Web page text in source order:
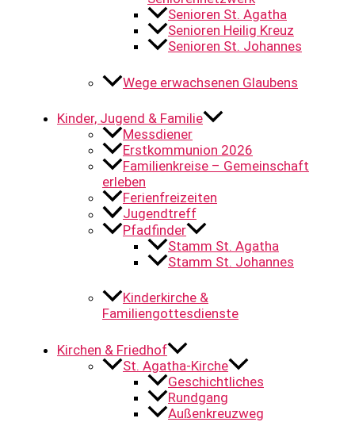
Senioren St. Agatha
Senioren Heilig Kreuz
Senioren St. Johannes
Wege erwachsenen Glaubens
Kinder, Jugend & Familie
Messdiener
Erstkommunion 2026
Familienkreise – Gemeinschaft
erleben
Ferienfreizeiten
Jugendtreff
Pfadfinder
Stamm St. Agatha
Stamm St. Johannes
Kinderkirche &
Familiengottesdienste
Kirchen & Friedhof
St. Agatha-Kirche
Geschichtliches
Rundgang
Außenkreuzweg